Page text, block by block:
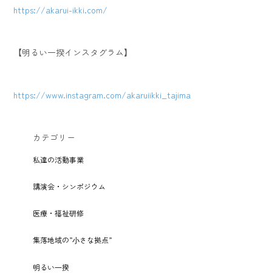
https://akarui-ikki.com/
【明るい一揆インスタグラム】
https://www.instagram.com/akaruiikki_tajima
カテゴリー
私達の活動事業
講演会・シンポジウム
医療・福祉研修
集落地域の”⼩さな拠点”
明るい⼀揆